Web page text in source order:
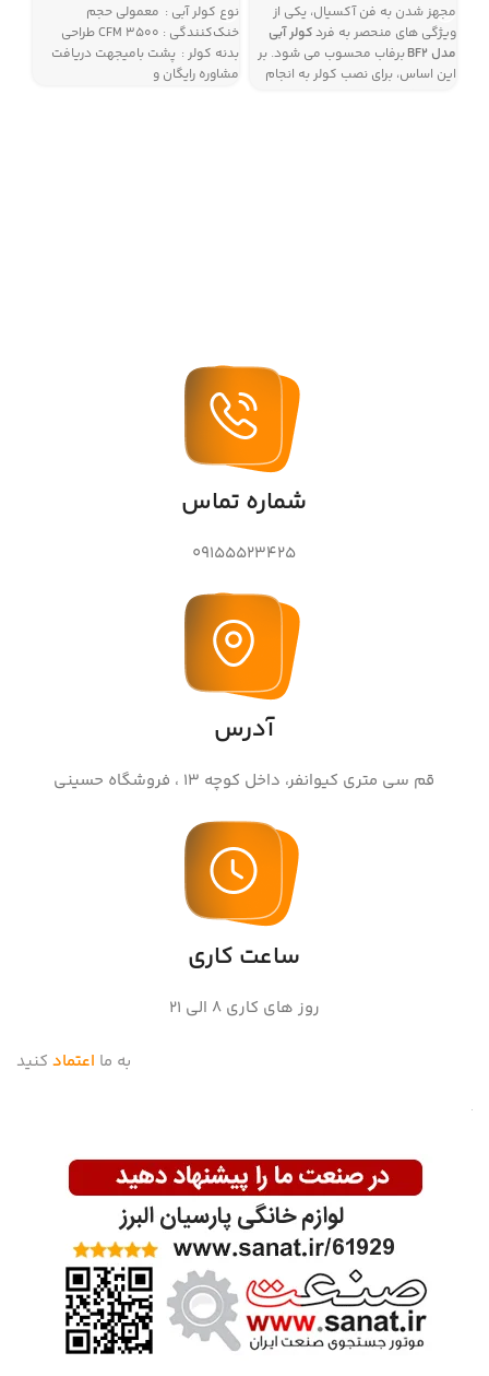
مجهز شدن به فن آکسیال، یکی از
ویژگی های منحصر به فردکولر آبی
مدل BF 2
برفاب محسوب می شود. بر
این اساس، برای نصب کولر به انجام
نوع کولر آبی : معمولی حجم
خنک‌کنندگی : ۳۵۰۰ CFM طراحی
بدنه کولر : پشت بامیجهت دریافت
مشاوره رایگان و
شماره تماس
09155523425
آدرس
قم سی متری کیوانفر، داخل کوچه 13 ، فروشگاه حسینی
ساعت کاری
روز های کاری 8 الی ۲۱
به ما اعتماد کنید